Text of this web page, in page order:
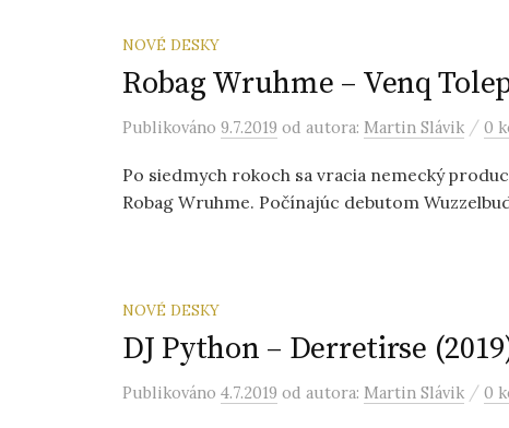
NOVÉ DESKY
Robag Wruhme – Venq
Publikováno 9.7.2019 od autora: Martin Slávik / 0
Po siedmych rokoch sa vracia nemecký
Robag Wruhme. Počínajúc debutom
NOVÉ DESKY
DJ Python – Derretirse
Publikováno 4.7.2019 od autora: Martin Slávik / 0